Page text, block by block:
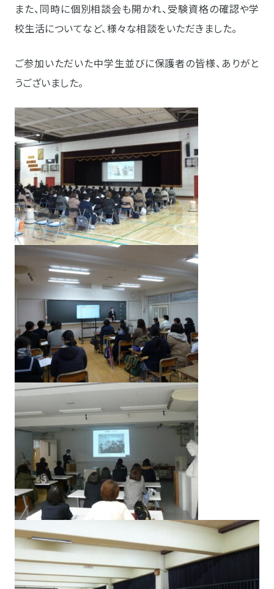
また、同時に個別相談会も開かれ、受験資格の確認や学
校生活についてなど、様々な相談をいただきました。
ご参加いただいた中学生並びに保護者の皆様、ありがと
うございました。